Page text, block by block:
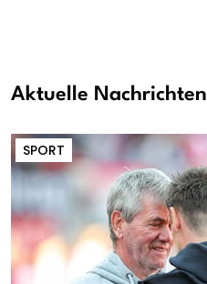
Aktuelle Nachrichten
SPORT